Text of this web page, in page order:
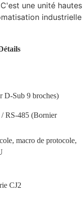
une unité hautes
industrielle
D-Sub 9 broches)
RS-485 (Bornier
macro de protocole,
CJ2